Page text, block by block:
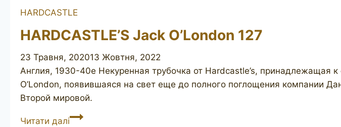
HARDCASTLE
HARDCASTLE’S Jack O’London 127
23 Травня, 202013 Жовтня, 2022
Англия, 1930-40е Некуренная трубочка от Hardcastle’s, принадлежащая
O’London, появившаяся на свет еще до полного поглощения компании
Второй мировой.
Читати даліHARDCASTLE’S